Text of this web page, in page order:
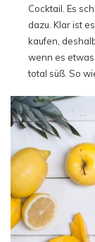
Cocktail. Es
dazu. Klar ist
kaufen,
wenn es
total süß. So